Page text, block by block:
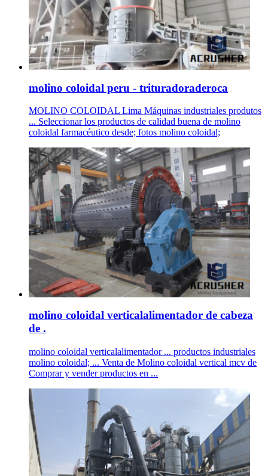
molino coloidal peru - trituradoraderoca
MOLINO COLOIDAL Lima Máquinas industriales produtos
... Seleccionar los productos de calidad buena de molino
coloidal farmacéutico desde; fotos molino coloidal;
molino coloidal verticalalimentador de cabeza
de .
molino coloidal verticalalimentador ... productos industriales
molino coloidal; ... Venta de Molino coloidal vertical mcv de
Comprar y vender productos en ...